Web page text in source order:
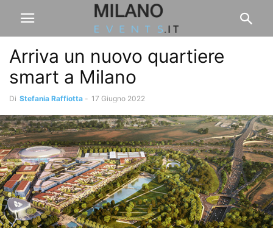
Arriva un nuovo quartiere
smart a Milano
Di Stefania Raffiotta - 17 Giugno 2022